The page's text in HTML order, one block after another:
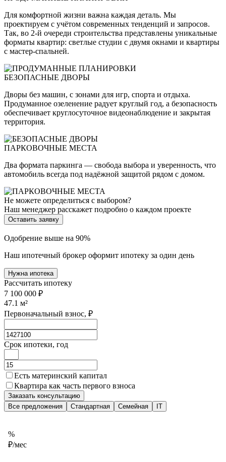
Для комфортной жизни важна каждая деталь. Мы
проектируем с учётом современных тенденций и запросов.
Так, во 2-й очереди строительства представлены уникальные
форматы квартир: светлые студии с двумя окнами и квартиры
с мастер-спальней.
БЕЗОПАСНЫЕ ДВОРЫ
Дворы без машин, с зонами для игр, спорта и отдыха.
Продуманное озеленение радует круглый год, а безопасность
обеспечивает круглосуточное видеонаблюдение и закрытая
территория.
ПАРКОВОЧНЫЕ МЕСТА
Два формата паркинга — свобода выбора и уверенность, что
автомобиль всегда под надёжной защитой рядом с домом.
Не можете определиться с выбором?
Наш менеджер расскажет подробно о каждом проекте
Оставить заявку
Одобрение выше на 90%
Наш ипотечный брокер оформит ипотеку за один день
Нужна ипотека
Рассчитать ипотеку
7 100 000 ₽
47.1 м²
Первоначальный взнос, ₽
Срок ипотеки, год
Есть материнский капитал
Квартира как часть первого взноса
Заказать консультацию
Все предложения
Стандартная Семейная IT
%
₽/мес